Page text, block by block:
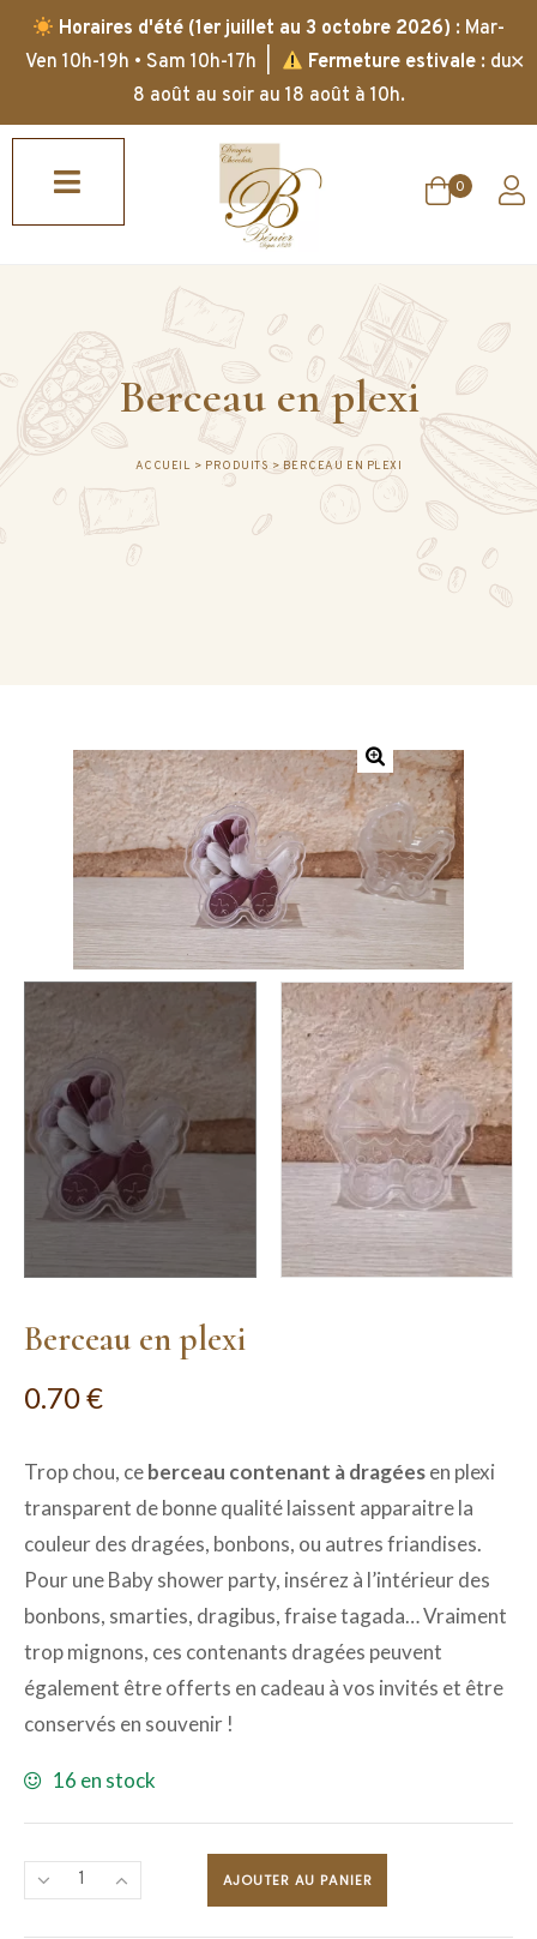
Horaires d'été (1er juillet au 3 octobre 2026) : Mar-
Ven 10h-19h • Sam 10h-17h |
Fermeture estivale: du
8 août au soir au 18 août à 10h.
✕
0
Berceau en plexi
ACCUEIL > PRODUITS > BERCEAU EN PLEXI
Berceau en plexi
0.70€
Trop chou, ceberceau contenant à dragéesen plexi
transparent de bonne qualité laissent apparaitre la
couleur des dragées, bonbons, ou autres friandises.
Pour une Baby shower party, insérez à l’intérieur des
bonbons, smarties, dragibus, fraise tagada… Vraiment
trop mignons, ces contenants dragées peuvent
également être offerts en cadeau à vos invités et être
conservés en souvenir !
16 en stock
AJOUTER AU PANIER